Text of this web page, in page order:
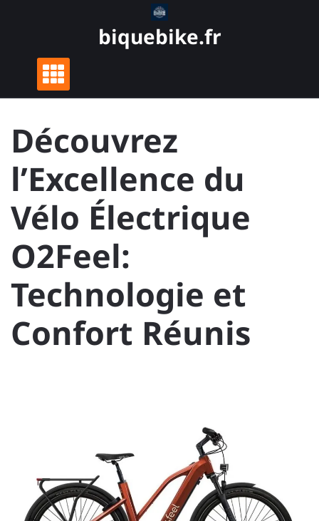
biquebike.fr
Découvrez
l’Excellence du
Vélo Électrique
O2Feel:
Technologie et
Confort Réunis